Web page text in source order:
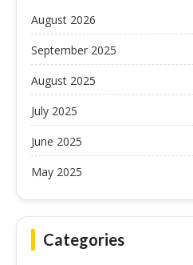
August 2026
September 2025
August 2025
July 2025
June 2025
May 2025
Categories